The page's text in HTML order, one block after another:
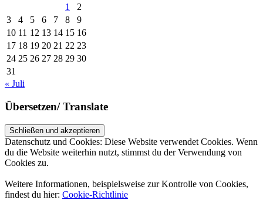
1
2
3
4 5 6 7 8
9
10 11 12 13 14 15 16
17 18 19 20 21 22 23
24 25 26 27 28 29 30
31
« Juli
Übersetzen/ Translate
Datenschutz und Cookies: Diese Website verwendet Cookies. Wenn
du die Website weiterhin nutzt, stimmst du der Verwendung von
Cookies zu.
Weitere Informationen, beispielsweise zur Kontrolle von Cookies,
findest du hier: Cookie-Richtlinie